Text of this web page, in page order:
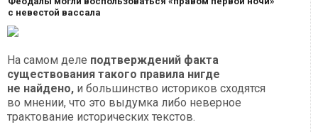
с невестой вассала
На самом деле подтверждений факта
существования такого правила нигде
не найдено, и большинство историков сходятся
во мнении, что это выдумка либо неверное
трактование исторических текстов.